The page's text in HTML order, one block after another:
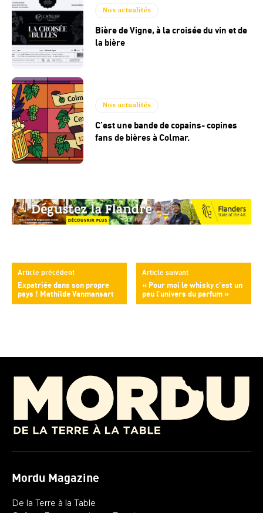
Nos actualités
Bière de Vigne, à la croisée du vin et de
la bière
Nos actualités
C’est une bande de copains- copines
fans de bières à Colmar.
Article précédent
Expatriée dans son propre
pays ! Mathilde Vanmansart
Article suivant
« Pour moi le whisky c’est un
peu l’univers du parfum »
Mordu Magazine
De la Terre à la Table